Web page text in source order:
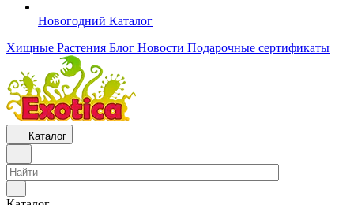
Новогодний Каталог
Хищные Растения Блог Новости Подарочные сертификаты
Каталог